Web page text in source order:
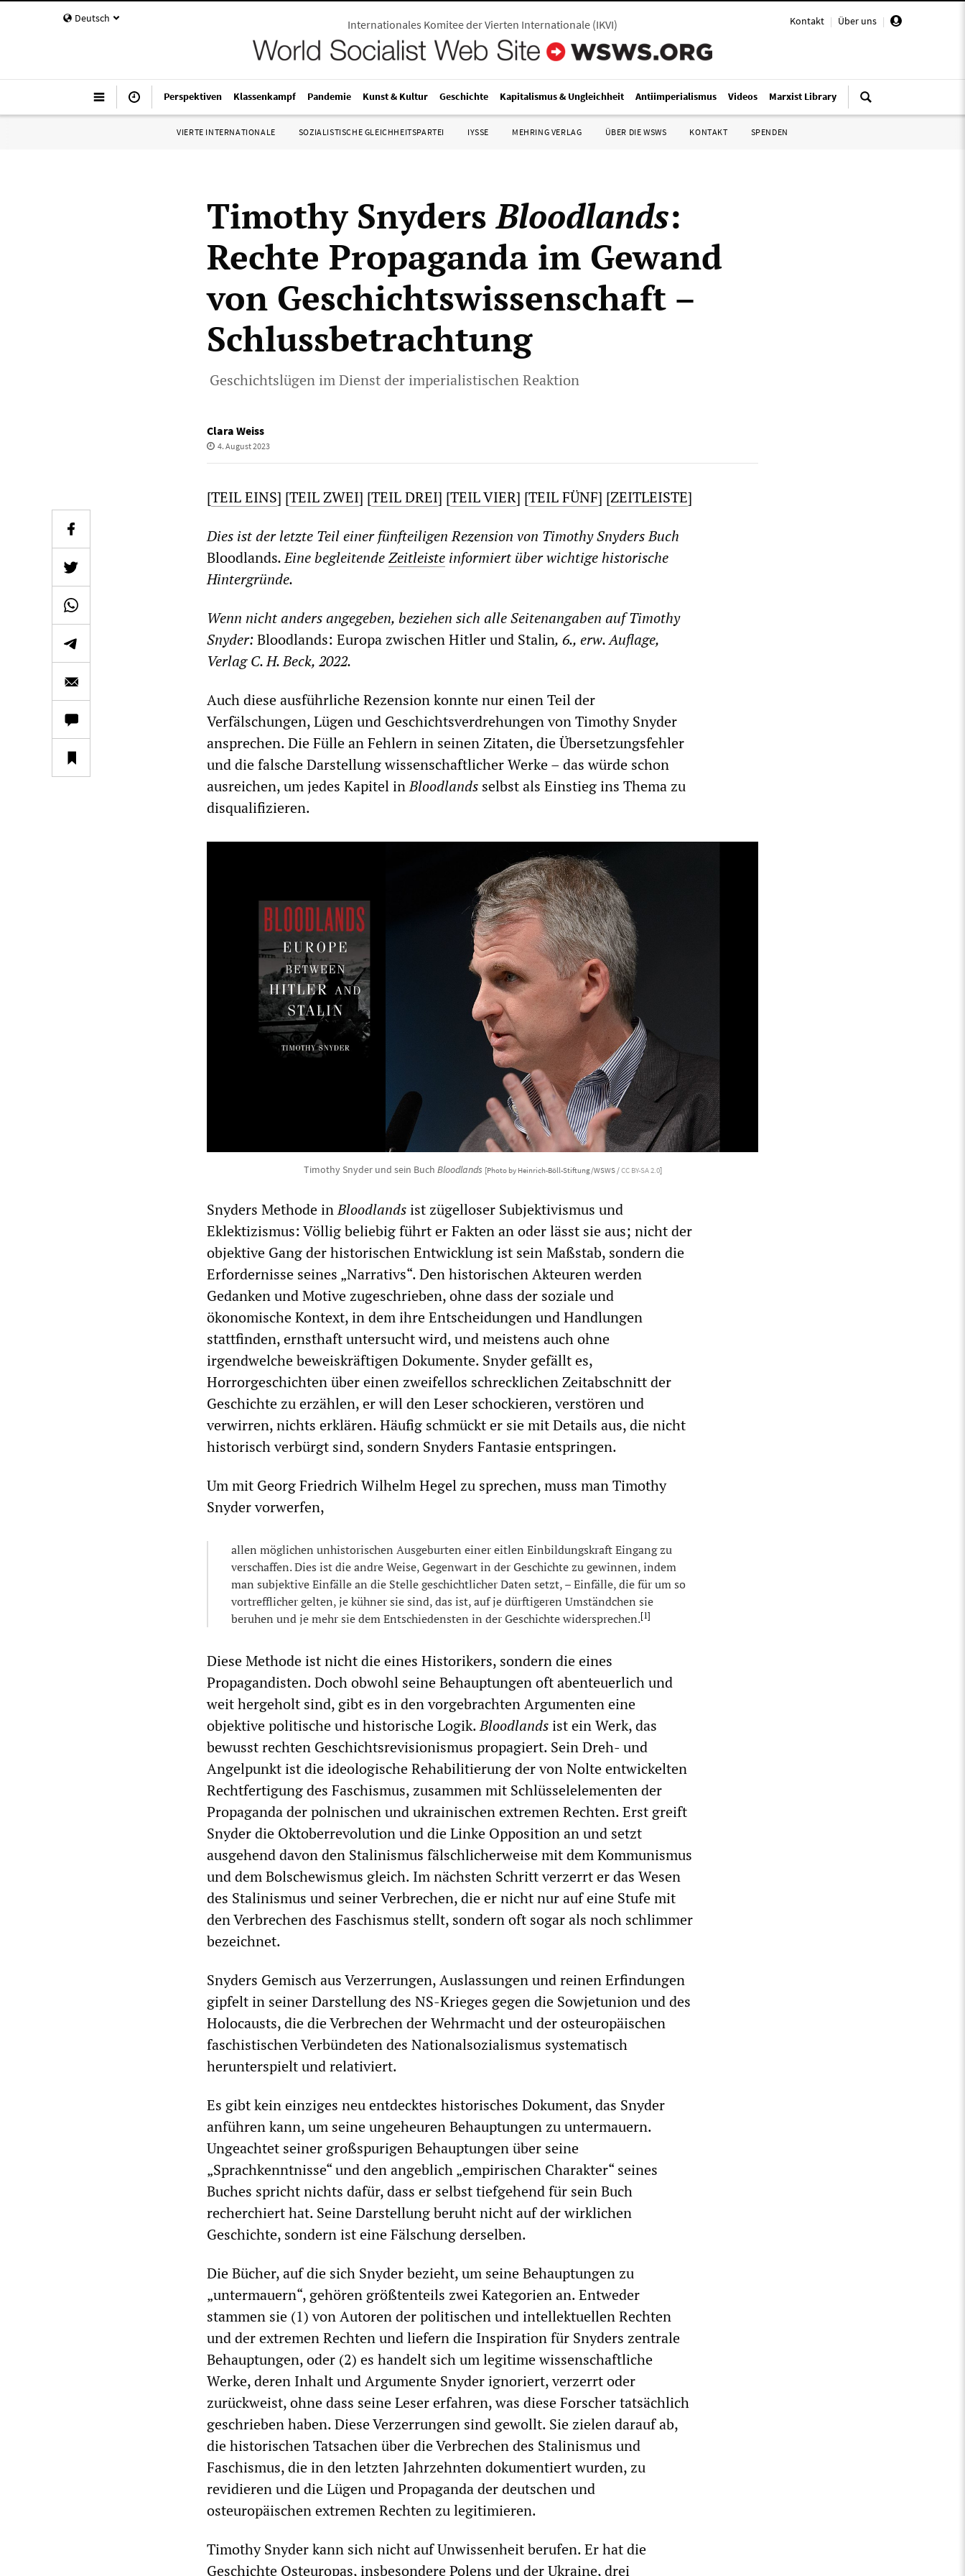
Deutsch Kontakt | Über uns |
Internationales Komitee der Vierten Internationale (IKVI)
Perspektiven Klassenkampf Pandemie Kunst & Kultur Geschichte Kapitalismus & Ungleichheit Antiimperialismus Videos Marxist Library
VIERTE INTERNATIONALE SOZIALISTISCHE GLEICHHEITSPARTEI IYSSE MEHRING VERLAG ÜBER DIE WSWS KONTAKT SPENDEN
Timothy SnydersBloodlands:
Rechte Propaganda im Gewand
von Geschichtswissenschaft –
Schlussbetrachtung
Geschichtslügen im Dienst der imperialistischen Reaktion
Clara Weiss
4. August 2023
[TEIL EINS] [TEIL ZWEI] [TEIL DREI] [TEIL VIER] [TEIL FÜNF] [ZEITLEISTE]
Dies ist der letzte Teil einer fünfteiligen Rezension von Timothy Snyders Buch
Bloodlands. Eine begleitendeZeitleiste informiert über wichtige historische
Hintergründe.
Wenn nicht anders angegeben, beziehen sich alle Seitenangaben auf Timothy
Snyder:Bloodlands: Europa zwischen Hitler und Stalin, 6., erw. Auflage,
Verlag C. H. Beck, 2022.
Auch diese ausführliche Rezension konnte nur einen Teil der
Verfälschungen, Lügen und Geschichtsverdrehungen von Timothy Snyder
ansprechen. Die Fülle an Fehlern in seinen Zitaten, die Übersetzungsfehler
und die falsche Darstellung wissenschaftlicher Werke – das würde schon
ausreichen, um jedes Kapitel inBloodlands selbst als Einstieg ins Thema zu
disqualifizieren.
Timothy Snyder und sein Buch Bloodlands [Photo by Heinrich-Böll-Stiftung/WSWS /CC BY-SA 2.0]
Snyders Methode inBloodlandsist zügelloser Subjektivismus und
Eklektizismus: Völlig beliebig führt er Fakten an oder lässt sie aus; nicht der
objektive Gang der historischen Entwicklung ist sein Maßstab, sondern die
Erfordernisse seines „Narrativs“. Den historischen Akteuren werden
Gedanken und Motive zugeschrieben, ohne dass der soziale und
ökonomische Kontext, in dem ihre Entscheidungen und Handlungen
stattfinden, ernsthaft untersucht wird, und meistens auch ohne
irgendwelche beweiskräftigen Dokumente. Snyder gefällt es,
Horrorgeschichten über einen zweifellos schrecklichen Zeitabschnitt der
Geschichte zu erzählen, er will den Leser schockieren, verstören und
verwirren, nichts erklären. Häufig schmückt er sie mit Details aus, die nicht
historisch verbürgt sind, sondern Snyders Fantasie entspringen.
Um mit Georg Friedrich Wilhelm Hegel zu sprechen, muss man Timothy
Snyder vorwerfen,
allen möglichen unhistorischen Ausgeburten einer eitlen Einbildungskraft Eingang zu
verschaffen. Dies ist die andre Weise, Gegenwart in der Geschichte zu gewinnen, indem
man subjektive Einfälle an die Stelle geschichtlicher Daten setzt, – Einfälle, die für um so
vortrefflicher gelten, je kühner sie sind, das ist, auf je dürftigeren Umständchen sie
beruhen und je mehr sie dem Entschiedensten in der Geschichte widersprechen.[1]
Diese Methode ist nicht die eines Historikers, sondern die eines
Propagandisten. Doch obwohl seine Behauptungen oft abenteuerlich und
weit hergeholt sind, gibt es in den vorgebrachten Argumenten eine
objektive politische und historische Logik.Bloodlandsist ein Werk, das
bewusst rechten Geschichtsrevisionismus propagiert. Sein Dreh- und
Angelpunkt ist die ideologische Rehabilitierung der von Nolte entwickelten
Rechtfertigung des Faschismus, zusammen mit Schlüsselelementen der
Propaganda der polnischen und ukrainischen extremen Rechten. Erst greift
Snyder die Oktoberrevolution und die Linke Opposition an und setzt
ausgehend davon den Stalinismus fälschlicherweise mit dem Kommunismus
und dem Bolschewismus gleich. Im nächsten Schritt verzerrt er das Wesen
des Stalinismus und seiner Verbrechen, die er nicht nur auf eine Stufe mit
den Verbrechen des Faschismus stellt, sondern oft sogar als noch schlimmer
bezeichnet.
Snyders Gemisch aus Verzerrungen, Auslassungen und reinen Erfindungen
gipfelt in seiner Darstellung des NS-Krieges gegen die Sowjetunion und des
Holocausts, die die Verbrechen der Wehrmacht und der osteuropäischen
faschistischen Verbündeten des Nationalsozialismus systematisch
herunterspielt und relativiert.
Es gibt kein einziges neu entdecktes historisches Dokument, das Snyder
anführen kann, um seine ungeheuren Behauptungen zu untermauern.
Ungeachtet seiner großspurigen Behauptungen über seine
„Sprachkenntnisse“ und den angeblich „empirischen Charakter“ seines
Buches spricht nichts dafür, dass er selbst tiefgehend für sein Buch
recherchiert hat. Seine Darstellung beruht nicht auf der wirklichen
Geschichte, sondern ist eine Fälschung derselben.
Die Bücher, auf die sich Snyder bezieht, um seine Behauptungen zu
„untermauern“, gehören größtenteils zwei Kategorien an. Entweder
stammen sie (1) von Autoren der politischen und intellektuellen Rechten
und der extremen Rechten und liefern die Inspiration für Snyders zentrale
Behauptungen, oder (2) es handelt sich um legitime wissenschaftliche
Werke, deren Inhalt und Argumente Snyder ignoriert, verzerrt oder
zurückweist, ohne dass seine Leser erfahren, was diese Forscher tatsächlich
geschrieben haben. Diese Verzerrungen sind gewollt. Sie zielen darauf ab,
die historischen Tatsachen über die Verbrechen des Stalinismus und
Faschismus, die in den letzten Jahrzehnten dokumentiert wurden, zu
revidieren und die Lügen und Propaganda der deutschen und
osteuropäischen extremen Rechten zu legitimieren.
Timothy Snyder kann sich nicht auf Unwissenheit berufen. Er hat die
Geschichte Osteuropas, insbesondere Polens und der Ukraine, drei